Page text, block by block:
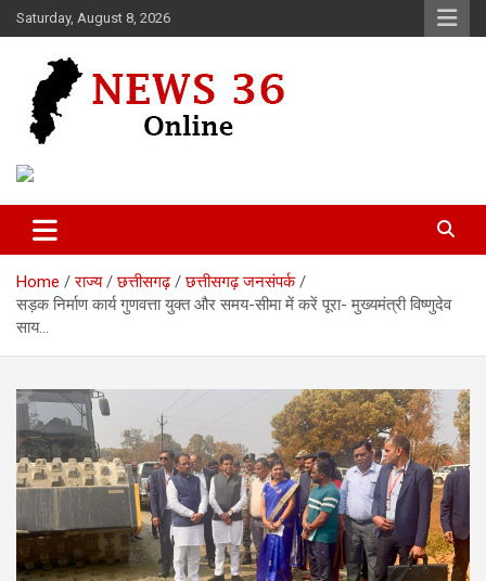
Skip
to
Saturday, August 8, 2026
News 36
Home राज्य छत्तीसगढ़
छत्तीसगढ़ जनसंपर्क
सड़क निर्माण कार्य गुणवत्ता युक्त और समय-सीमा में करें पूरा- मुख्यमंत्री विष्णुदेव
साय…